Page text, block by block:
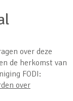
over deze
de herkomst van
FODI:
over